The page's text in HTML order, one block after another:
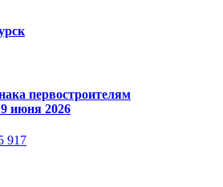
первостроителям
июня 2026